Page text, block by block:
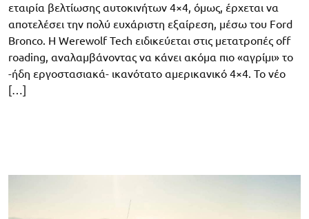
εταιρία βελτίωσης αυτοκινήτων 4×4, όμως, έρχεται να
αποτελέσει την πολύ ευχάριστη εξαίρεση, μέσω του Ford
Bronco. Η Werewolf Tech ειδικεύεται στις μετατροπές off
roading, αναλαμβάνοντας να κάνει ακόμα πιο «αγρίμι» το
-ήδη εργοστασιακά- ικανότατο αμερικανικό 4×4. Το νέο
[…]